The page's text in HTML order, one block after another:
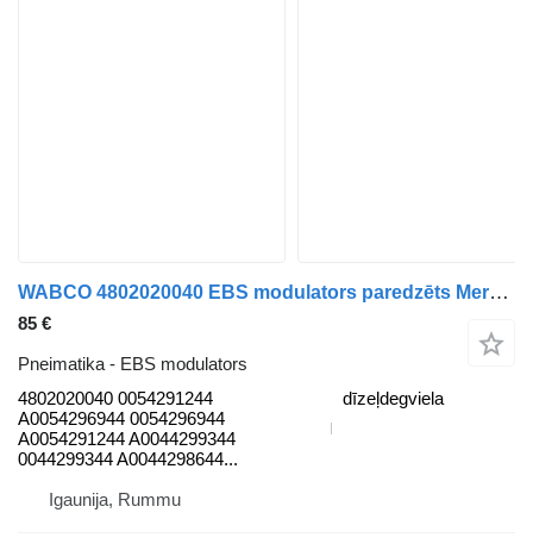
WABCO 4802020040 EBS modulators paredzēts Mercedes-Benz Atego, Atego 2, Atego 3 (1996-) kravas automašīnas
85 €
Pneimatika - EBS modulators
4802020040 0054291244
A0054296944 0054296944
A0054291244 A0044299344
0044299344 A0044298644...
dīzeļdegviela
Igaunija, Rummu